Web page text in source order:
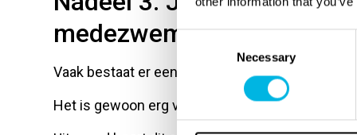
Necessary
medezwemmers
Vaak bestaat er een duidelijk verschil tussen
Het is gewoon erg vervelend wanneer er een